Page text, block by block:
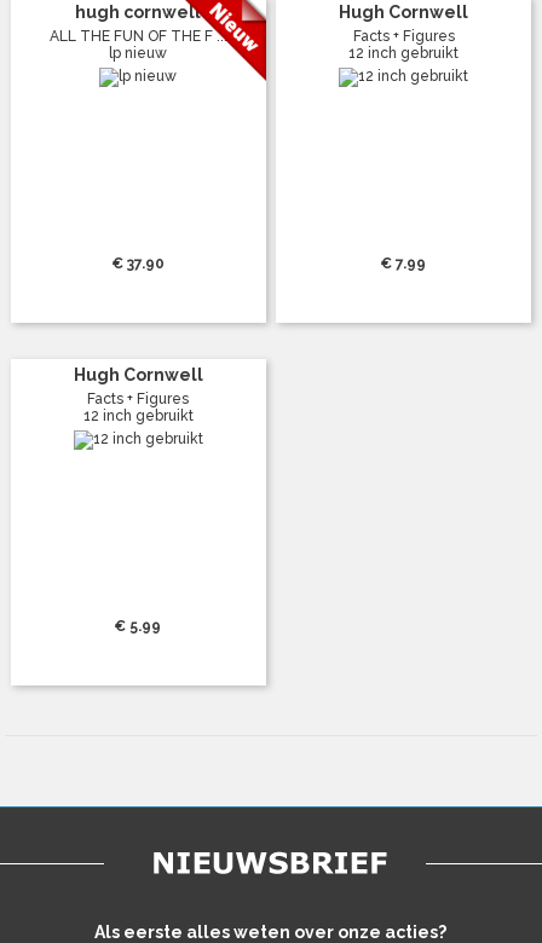
hugh cornwell
ALL THE FUN OF THE F ...
lp nieuw
€ 37.90
Hugh Cornwell
Facts + Figures
12 inch gebruikt
€ 7.99
Hugh Cornwell
Facts + Figures
12 inch gebruikt
€ 5.99
Als eerste alles weten over onze acties?